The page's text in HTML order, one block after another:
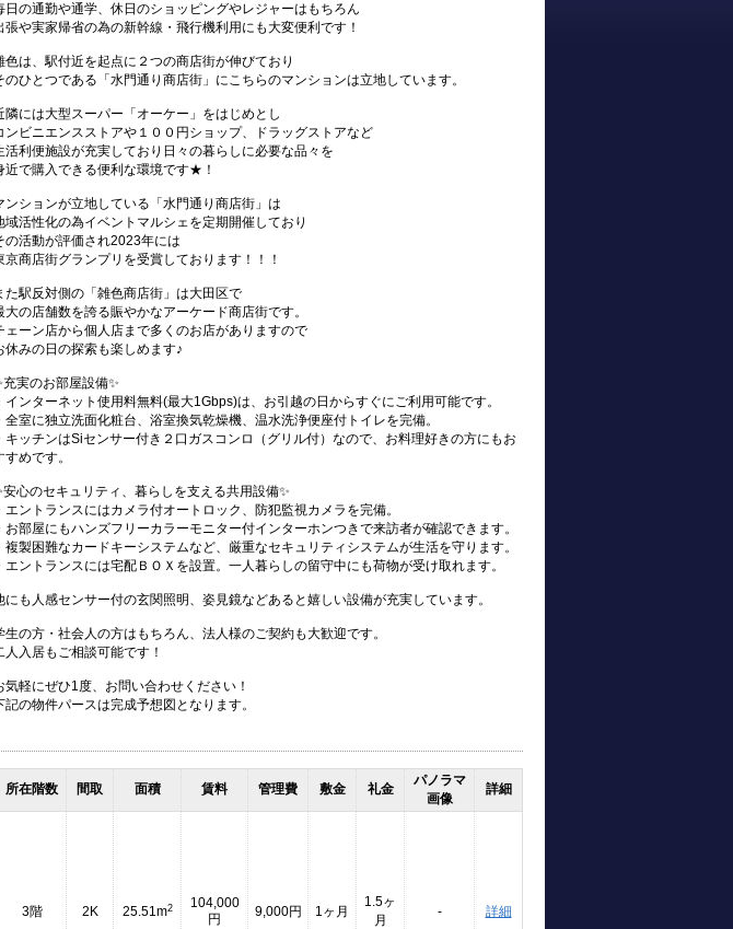
日の通勤や通学、休日のショッピングやレジャーはもちろん
張や実家帰省の為の新幹線・飛行機利用にも大変便利です！
色は、駅付近を起点に２つの商店街が伸びており
のひとつである「水門通り商店街」にこちらのマンションは立地しています。
隣には大型スーパー「オーケー」をはじめとし
ンビニエンスストアや１００円ショップ、ドラッグストアなど
活利便施設が充実しており日々の暮らしに必要な品々を
近で購入できる便利な環境です★！
ンションが立地している「水門通り商店街」は
域活性化の為イベントマルシェを定期開催しており
の活動が評価され2023年には
京商店街グランプリを受賞しております！！！
た駅反対側の「雑色商店街」は大田区で
大の店舗数を誇る賑やかなアーケード商店街です。
ェーン店から個人店まで多くのお店がありますので
休みの日の探索も楽しめます♪
充実のお部屋設備✨
インターネット使用料無料(最大1Gbps)は、お引越の日からすぐにご利用可能です。
全室に独立洗面化粧台、浴室換気乾燥機、温水洗浄便座付トイレを完備。
キッチンはSiセンサー付き２口ガスコンロ（グリル付）なので、お料理好きの方にもお
すめです。
安心のセキュリティ、暮らしを支える共用設備✨
エントランスにはカメラ付オートロック、防犯監視カメラを完備。
お部屋にもハンズフリーカラーモニター付インターホンつきで来訪者が確認できます。
複製困難なカードキーシステムなど、厳重なセキュリティシステムが生活を守ります。
エントランスには宅配ＢＯＸを設置。一人暮らしの留守中にも荷物が受け取れます。
にも人感センサー付の玄関照明、姿見鏡などあると嬉しい設備が充実しています。
生の方・社会人の方はもちろん、法人様のご契約も大歓迎です。
人入居もご相談可能です！
気軽にぜひ1度、お問い合わせください！
記の物件パースは完成予想図となります。
所在階数 間取 面積 賃料 管理費 敷金 礼金
パノラマ
画像
詳細
3階 2K 25.51m2
104,000
円
9,000円 1ヶ月
1.5ヶ
月
- 詳細